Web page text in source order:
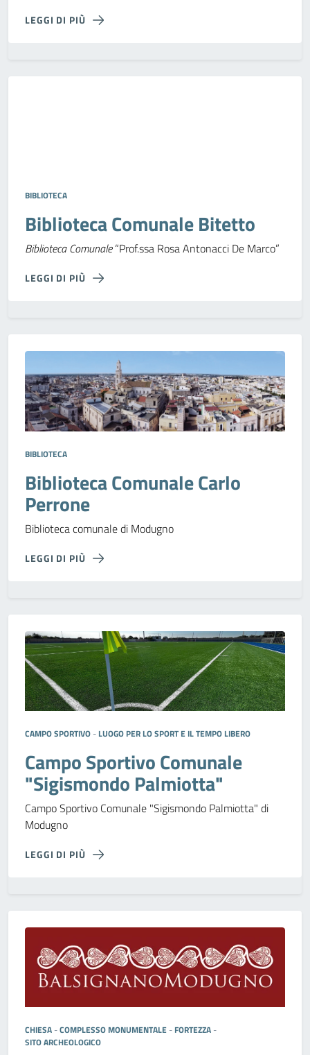
LEGGI DI PIÙ
BIBLIOTECA
Biblioteca Comunale Bitetto
Biblioteca Comunale“Prof.ssa Rosa Antonacci De Marco”
LEGGI DI PIÙ
BIBLIOTECA
Biblioteca Comunale Carlo
Perrone
Biblioteca comunale di Modugno
LEGGI DI PIÙ
CAMPO SPORTIVO - LUOGO PER LO SPORT E IL TEMPO LIBERO
Campo Sportivo Comunale
"Sigismondo Palmiotta"
Campo Sportivo Comunale "Sigismondo Palmiotta" di
Modugno
LEGGI DI PIÙ
CHIESA -COMPLESSO MONUMENTALE - FORTEZZA -
SITO ARCHEOLOGICO